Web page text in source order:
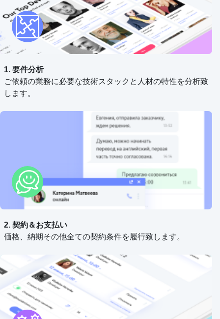
1. 要件分析
ご依頼の業務に必要な技術スタックと人材の特性を分析致
します。
2. 契約＆お支払い
価格、納期その他全ての契約条件を履行致します。